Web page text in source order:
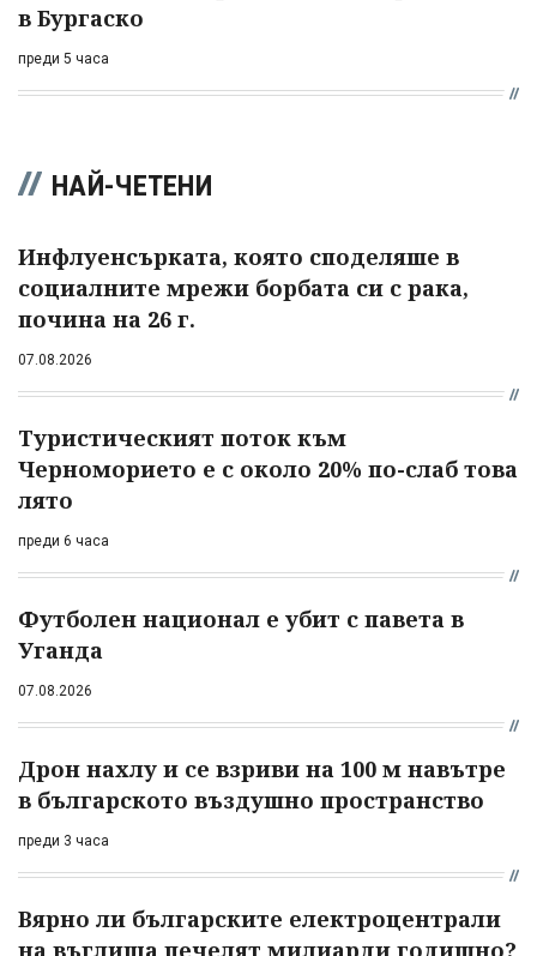
в Бургаско
преди 5 часа
НАЙ-ЧЕТЕНИ
Инфлуенсърката, която споделяше в
социалните мрежи борбата си с рака,
почина на 26 г.
07.08.2026
Туристическият поток към
Черноморието е с около 20% по-слаб това
лято
преди 6 часа
Футболен национал е убит с павета в
Уганда
07.08.2026
Дрон нахлу и се взриви на 100 м навътре
в българското въздушно пространство
преди 3 часа
Вярно ли българските електроцентрали
на въглища печелят милиарди годишно?